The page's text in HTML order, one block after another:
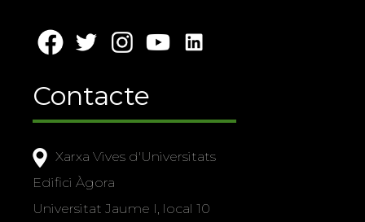
Contacte
Xarxa Vives d'Universitats
Edifici Àgora
Universitat Jaume I, local 10